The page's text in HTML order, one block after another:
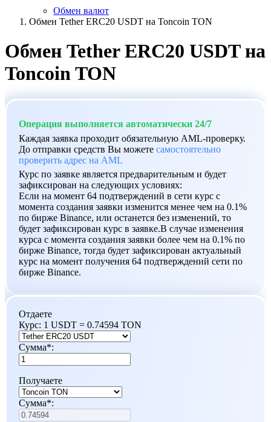
Обмен валют
Обмен Tether ERC20 USDT на Toncoin TON
Обмен Tether ERC20 USDT на
Toncoin TON
Операция выполняется автоматически 24/7
Каждая заявка проходит обязательную AML-проверку.
До отправки средств Вы можете самостоятельно
проверить адрес на AML
Курс по заявке является предварительным и будет
зафиксирован на следующих условиях:
Если на момент 64 подтверждений в сети курс с
момента создания заявки изменится менее чем на 0.1%
по бирже Binance, или останется без изменений, то
будет зафиксирован курс в заявке.В случае изменения
курса с момента создания заявки более чем на 0.1% по
бирже Binance, тогда будет зафиксирован актуальный
курс на момент получения 64 подтверждений сети по
бирже Binance.
Отдаете
Курс: 1 USDT = 0.74594 TON
Сумма*:
Получаете
Сумма*: